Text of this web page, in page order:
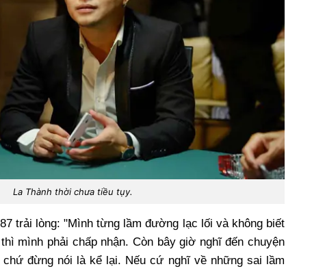
La Thành thời chưa tiều tụy.
trải lòng: "Mình từng lầm đường lạc lối và không biết
mình phải chấp nhận. Còn bây giờ nghĩ đến chuyện
đừng nói là kể lại. Nếu cứ nghĩ về những sai lầm